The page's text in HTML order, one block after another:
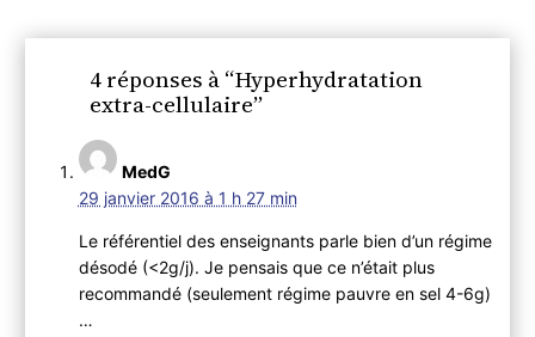
4 réponses à “Hyperhydratation
extra-cellulaire”
MedG
29 janvier 2016 à 1 h 27 min
Le référentiel des enseignants parle bien d’un régime
désodé (<2g/j). Je pensais que ce n’était plus
recommandé (seulement régime pauvre en sel 4-6g)
…